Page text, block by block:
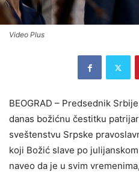
Video Plus
BEOGRAD – Predsednik
danas božićnu čestitku
sveštenstvu Srpske
koji Božić slave po
naveo da je u svim